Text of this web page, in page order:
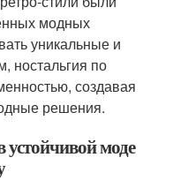
модных
уникальные и
ностальгия по
создавая
решения.
моде